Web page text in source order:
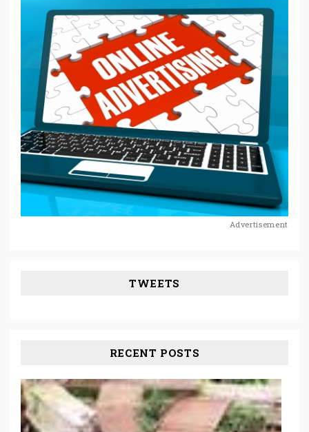
Advertisement
TWEETS
RECENT POSTS